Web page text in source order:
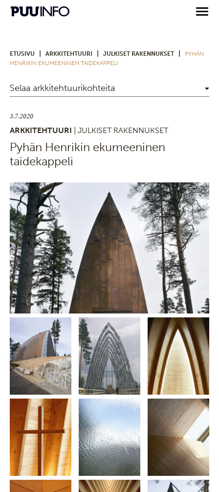
ETUSIVU ARKKITEHTUURI JULKISET RAKENNUKSET
PYHÄN
HENRIKIN EKUMEENINEN TAIDEKAPPELI
Selaa arkkitehtuurikohteita
3.7.2020
ARKKITEHTUURI
| JULKISET RAKENNUKSET
Pyhän Henrikin ekumeeninen
taidekappeli